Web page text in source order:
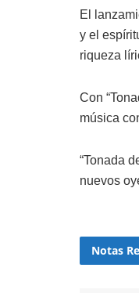
El
y el
riqueza
Con
música
“Tonada
nuevos
Notas